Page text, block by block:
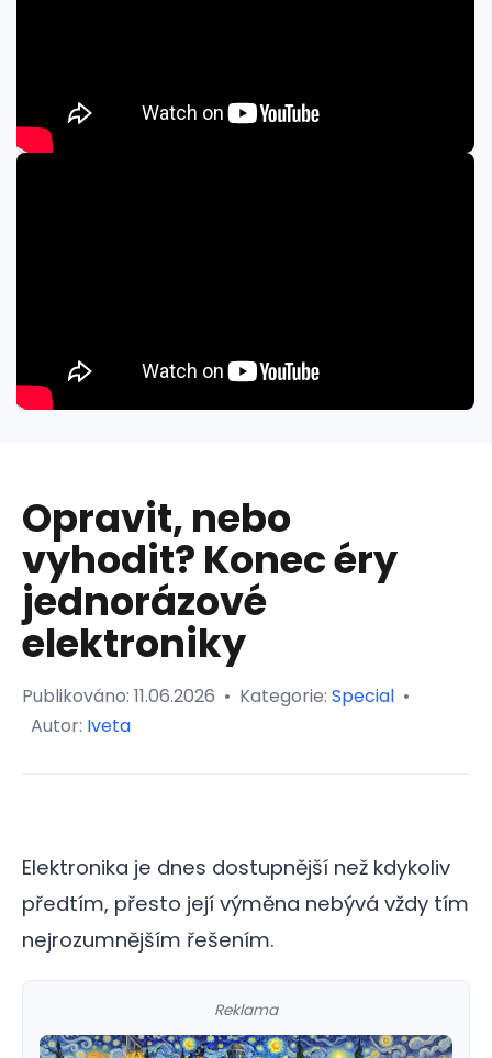
Opravit, nebo
vyhodit? Konec éry
jednorázové
elektroniky
Publikováno: 11.06.2026 • Kategorie: Special •
Autor: Iveta
Elektronika je dnes dostupnější než kdykoliv
předtím, přesto její výměna nebývá vždy tím
nejrozumnějším řešením.
Reklama